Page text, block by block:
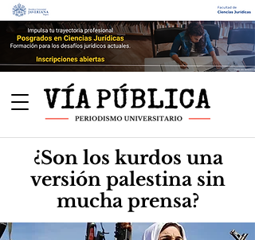
¿Son los kurdos una
versión palestina sin
mucha prensa?